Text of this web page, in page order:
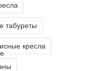
табуреты
кресла